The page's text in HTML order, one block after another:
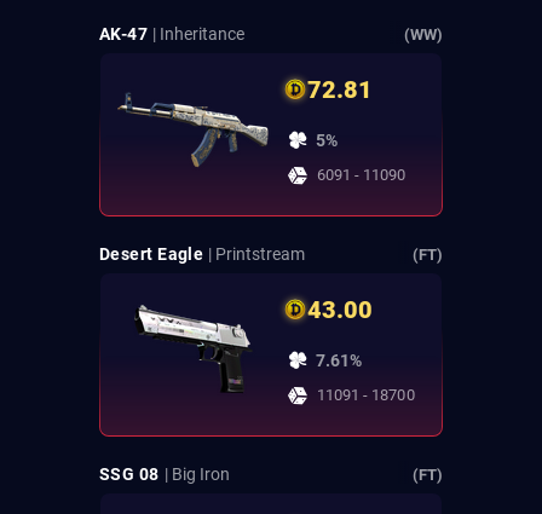
AK-47 | Inheritance (WW)
72.81
5%
6091 - 11090
Desert Eagle | Printstream (FT)
43.00
7.61%
11091 - 18700
SSG 08 | Big Iron (FT)